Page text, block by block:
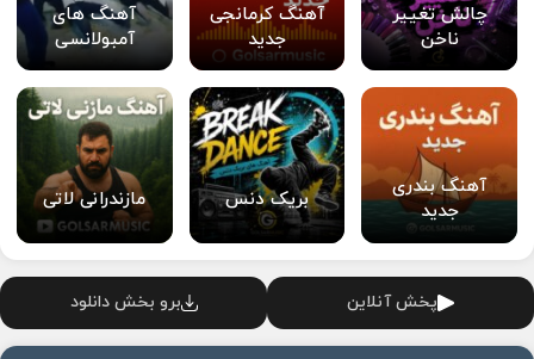
چالش تغییر
ناخن
آهنگ کرمانجی
جدید
آهنگ های
آمبولانسی
آهنگ بندری
جدید
بریک دنس مازندرانی لاتی
پخش آنلاین برو بخش دانلود